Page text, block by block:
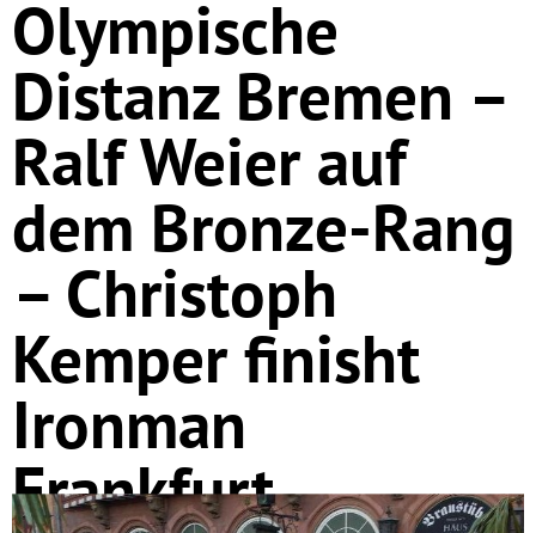
Olympische
Distanz Bremen –
Ralf Weier auf
dem Bronze-Rang
– Christoph
Kemper finisht
Ironman
Frankfurt